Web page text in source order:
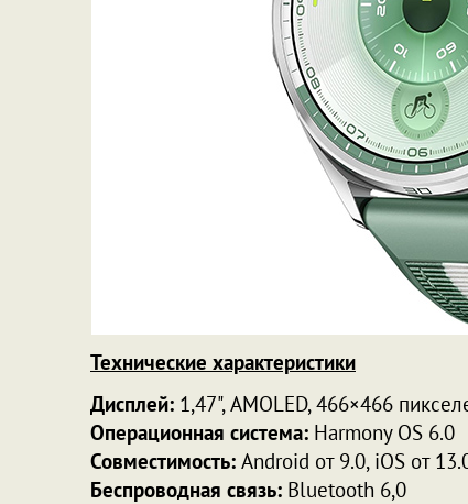
Технические характеристики
Дисплей: 1,47", AMOLED, 466×466
Операционная система: Harmony OS 6.0
Совместимость: Android от 9.0, iOS от
Беспроводная связь: Bluetooth 6,0